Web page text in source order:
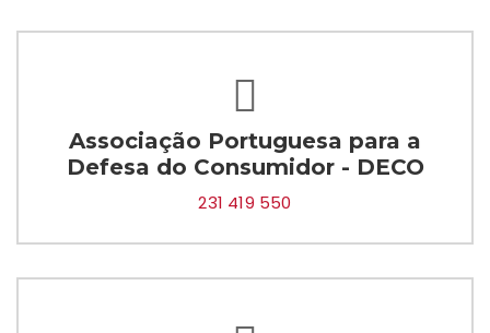
Associação Portuguesa para a
Defesa do Consumidor - DECO
231 419 550